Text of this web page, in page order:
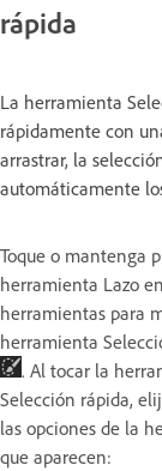
rápida
La herramienta
rápidamente con
arrastrar, la
automáticamente
Toque o mantenga
herramienta Lazo
herramientas para
herramienta
. Al tocar la
Selección rápida,
las opciones de la
que aparecen: